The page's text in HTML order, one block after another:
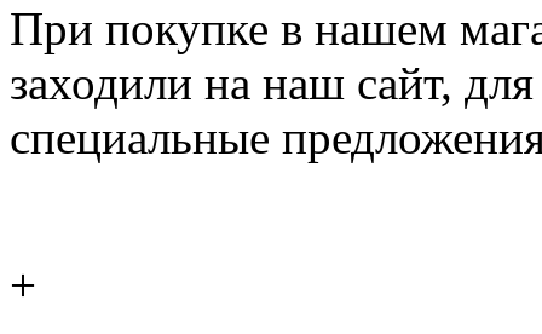
При покупке в нашем
заходили на наш сайт,
специальные
+